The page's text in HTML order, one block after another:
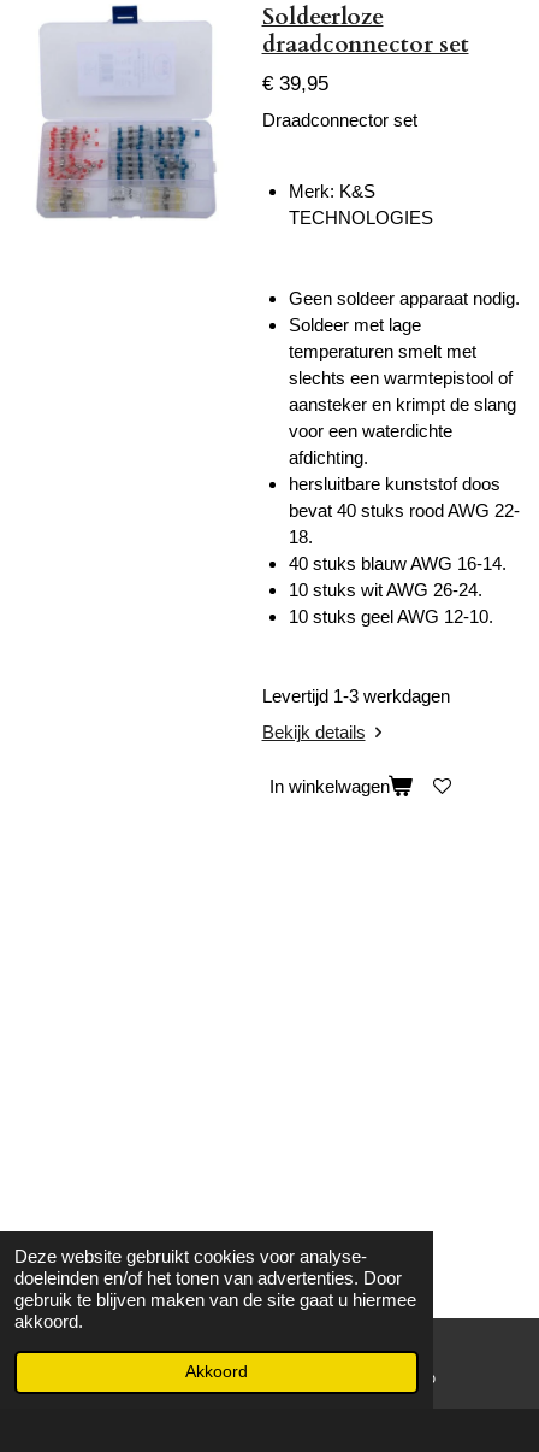
Deze website gebruikt cookies voor analyse-
doeleinden en/of het tonen van advertenties. Door
gebruik te blijven maken van de site gaat u hiermee
akkoord.
Akkoord
Soldeerloze
draadconnector set
€ 39,95
Draadconnector set
Merk: K&S
TECHNOLOGIES
Geen soldeer apparaat nodig.
Soldeer met lage
temperaturen smelt met
slechts een warmtepistool of
aansteker en krimpt de slang
voor een waterdichte
afdichting.
hersluitbare kunststof doos
bevat 40 stuks rood AWG 22-
18.
40 stuks blauw AWG 16-14.
10 stuks wit AWG 26-24.
10 stuks geel AWG 12-10.
Levertijd 1-3 werkdagen
Bekijk details
In winkelwagen
WhatsApp